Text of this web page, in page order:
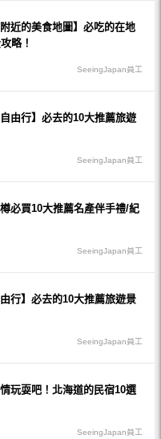
附近的美食地圖】必吃的在地
略！
SeeingJapan員工
由行】必去的10大推薦旅遊
SeeingJapan員工
必買10大推薦名產伴手禮/紀
SeeingJapan員工
行】必去的10大推薦旅遊景
SeeingJapan員工
玩耍吧！北海道的民宿10選
SeeingJapan員工